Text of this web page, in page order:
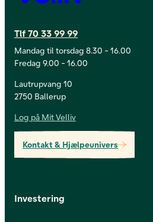
Tlf 70 33 99 99
Mandag til torsdag 8.30 - 16.00
Fredag 9.00 - 16.00
Lautrupvang 10
2750 Ballerup
Log på Mit Velliv
Kontakt & Hjælpeunivers
Investering